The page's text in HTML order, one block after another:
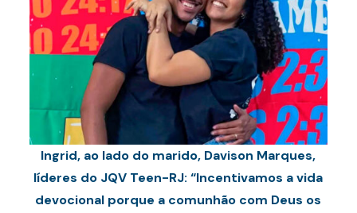
Ingrid, ao lado do marido, Davison Marques,
líderes do JQV Teen-RJ: “Incentivamos a vida
devocional porque a comunhão com Deus os